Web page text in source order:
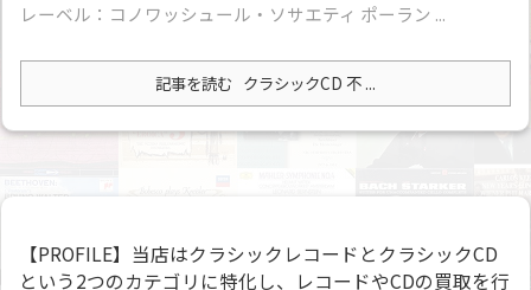
レーベル：コノワッシュール・ソサエティ ポーラン ...
記事を読む クラシックCD 不 ...
【PROFILE】当店はクラシックレコードとクラシックCD
という2つのカテゴリに特化し、レコードやCDの買取を行